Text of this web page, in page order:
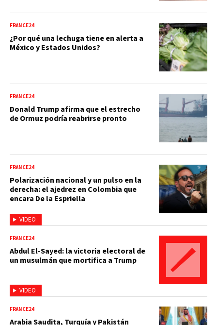
FRANCE24
¿Por qué una lechuga tiene en alerta a
México y Estados Unidos?
FRANCE24
Donald Trump afirma que el estrecho
de Ormuz podría reabrirse pronto
VIDEO
FRANCE24
Polarización nacional y un pulso en la
derecha: el ajedrez en Colombia que
encara De la Espriella
VIDEO
FRANCE24
Abdul El-Sayed: la victoria electoral de
un musulmán que mortifica a Trump
FRANCE24
Arabia Saudita, Turquía y Pakistán